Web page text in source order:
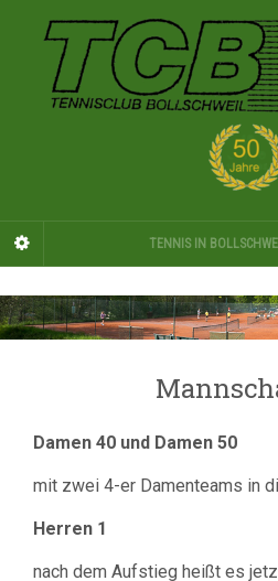
TENNIS IN
Damen 40 und Damen 50
mit zwei 4-er Damenteams in
Herren 1
nach dem Aufstieg heißt es